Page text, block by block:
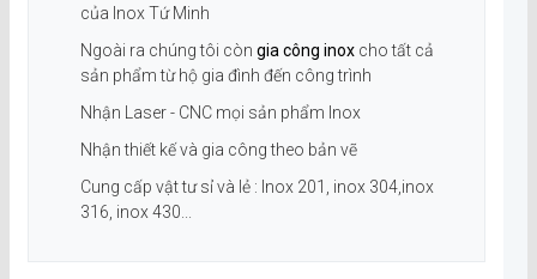
của Inox Tứ Minh
Ngoài ra chúng tôi còn gia công inox cho tất cả
sản phẩm từ hộ gia đình đến công trình
Nhận Laser - CNC mọi sản phẩm Inox
Nhận thiết kế và gia công theo bản vẽ
Cung cấp vật tư sỉ và lẻ : Inox 201, inox 304,inox
316, inox 430...